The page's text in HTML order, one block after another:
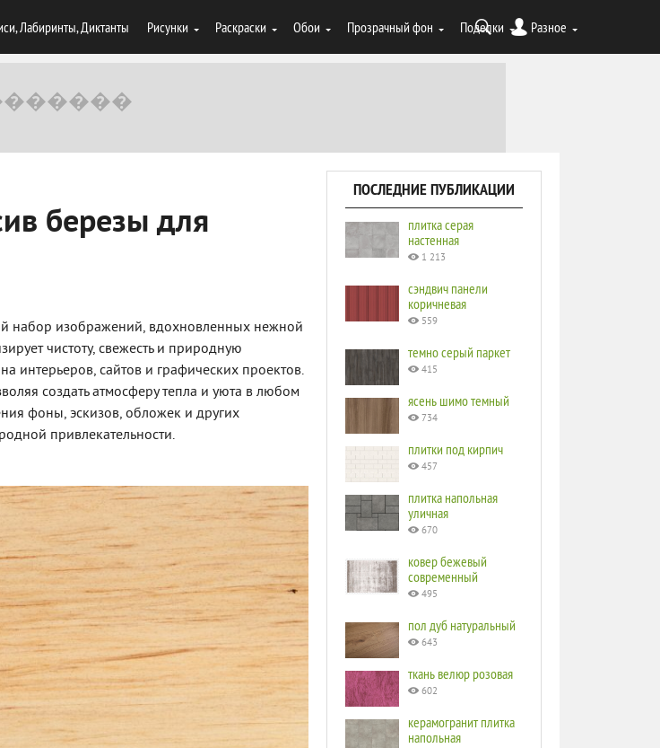
Лабиринты, Диктанты Рисунки Раскраски Обои Прозрачный фон Поделки Разное
березы для
набор изображений, вдохновленных нежной
чистоту, свежесть и природную
интерьеров, сайтов и графических проектов.
создать атмосферу тепла и уюта в любом
фоны, эскизов, обложек и других
привлекательности.
ПОСЛЕДНИЕ ПУБЛИКАЦИИ
плитка серая
настенная
1 213
сэндвич панели
коричневая
559
темно серый паркет
415
ясень шимо темный
734
плитки под кирпич
457
плитка напольная
уличная
670
ковер бежевый
современный
495
пол дуб натуральный
643
ткань велюр розовая
602
керамогранит плитка
напольная